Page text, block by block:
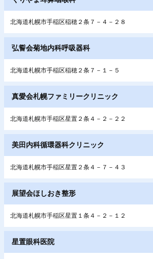
北海道札幌市手稲区稲穂２条７－４－２８
弘誓会菊地内科呼吸器科
北海道札幌市手稲区稲穂２条７－１－５
真愛会札幌ファミリークリニック
北海道札幌市手稲区星置２条４－２－２２
美田内科循環器科クリニック
北海道札幌市手稲区星置２条４－７－４３
展望会ほしおき整形
北海道札幌市手稲区星置１条４－２－１２
星置眼科医院